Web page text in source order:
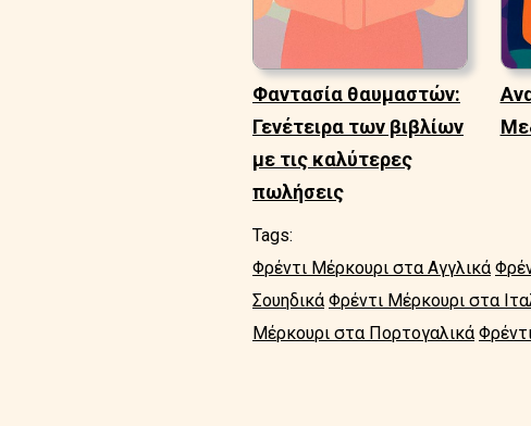
Φαντασία θαυμαστών:
Γενέτειρα των βιβλίων
με τις καλύτερες
πωλήσεις
Tags:
Φρέντι Μέρκουρι στα Αγγλικά
Σουηδικά Φρέντι Μέρκουρι στα
Μέρκουρι στα Πορτογαλικά